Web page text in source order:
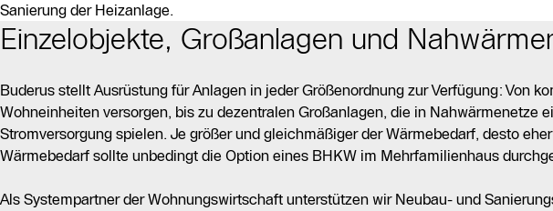
Sanierung der Heizanlage.
Einzelobjekte, Großanlagen und
Buderus stellt Ausrüstung für Anlagen in jeder Größenordnung zur Verfügung: Von
Wohneinheiten versorgen, bis zu dezentralen Großanlagen, die in Nahwärmenetze
Stromversorgung spielen. Je größer und gleichmäßiger der Wärmebedarf, desto
Wärmebedarf sollte unbedingt die Option eines BHKW im Mehrfamilienhaus
Als Systempartner der Wohnungswirtschaft unterstützen wir Neubau- und